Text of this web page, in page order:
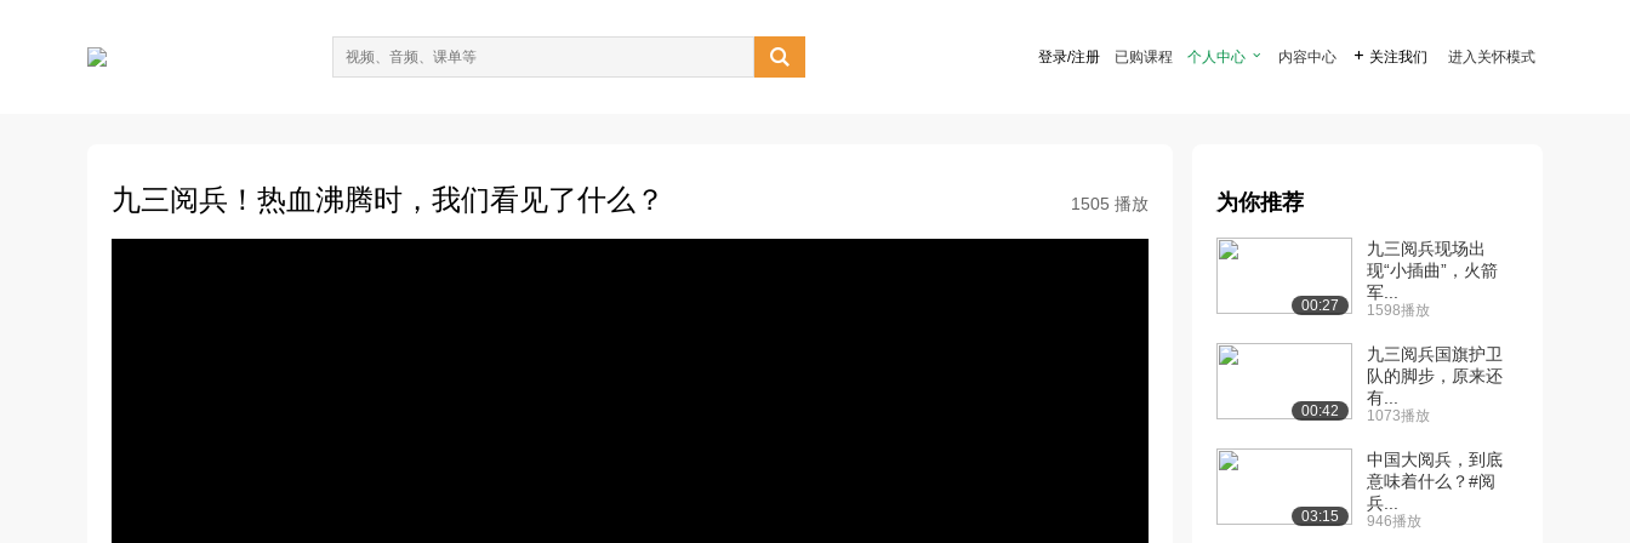
 登录/注册 已购课程 个人中心  内容中心  关注我们 进入关怀模式
九三阅兵！热血沸腾时，我们看见了什么？ 1505 播放 为你推荐
00:27
九三阅兵现场出
现“小插曲”，火箭
军...
1598播放
00:42
九三阅兵国旗护卫
队的脚步，原来还
有...
1073播放
03:15
中国大阅兵，到底
意味着什么？#阅
兵...
946播放